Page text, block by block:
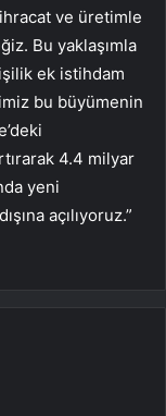
ve üretimle
Bu yaklaşımla
ek istihdam
bu büyümenin
4.4 milyar
yeni
açılıyoruz.”